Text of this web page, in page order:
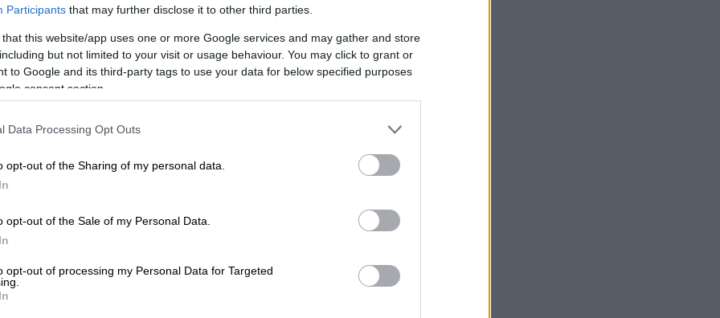
Participants that may further disclose it to other third parties.
that this website/app uses one or more Google services and may gather and store
but not limited to your visit or usage behaviour. You may click to grant or
to Google and its third-party tags to use your data for below specified purposes
consent section.
Data Processing Opt Outs
opt-out of the Sharing of my personal data.
opt-out of the Sale of my Personal Data.
opt-out of processing my Personal Data for Targeted
καρκίνου του παχέος εντέρου, σύμφωνα
οτρίτος συχνότερος καρκίνος
θανάτου
από καρκίνο, με περίπου 1,9
Πού μπορεί να οφείλεται και τι